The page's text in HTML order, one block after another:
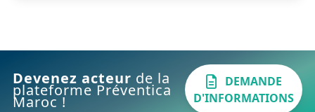
Devenez acteur de la
plateforme Préventica
Maroc !
DEMANDE
D'INFORMATIONS